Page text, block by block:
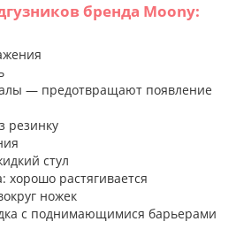
бренда Moony:
— предотвращают появление
резинку
стул
растягивается
ножек
с поднимающимися барьерами